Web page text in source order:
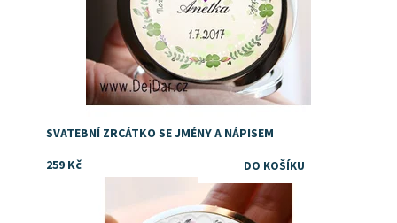
SVATEBNÍ ZRCÁTKO SE JMÉNY A NÁPISEM
259 Kč
Dostupnost:
Skladem